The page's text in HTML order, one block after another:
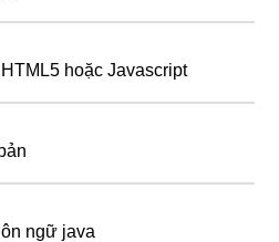
hoặc Javascript
ngữ java